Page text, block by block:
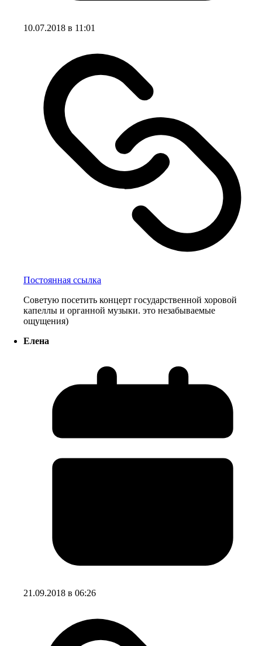
10.07.2018 в 11:01
Постоянная ссылка
Советую посетить концерт государственной хоровой
капеллы и органной музыки. это незабываемые
ощущения)
Елена
21.09.2018 в 06:26